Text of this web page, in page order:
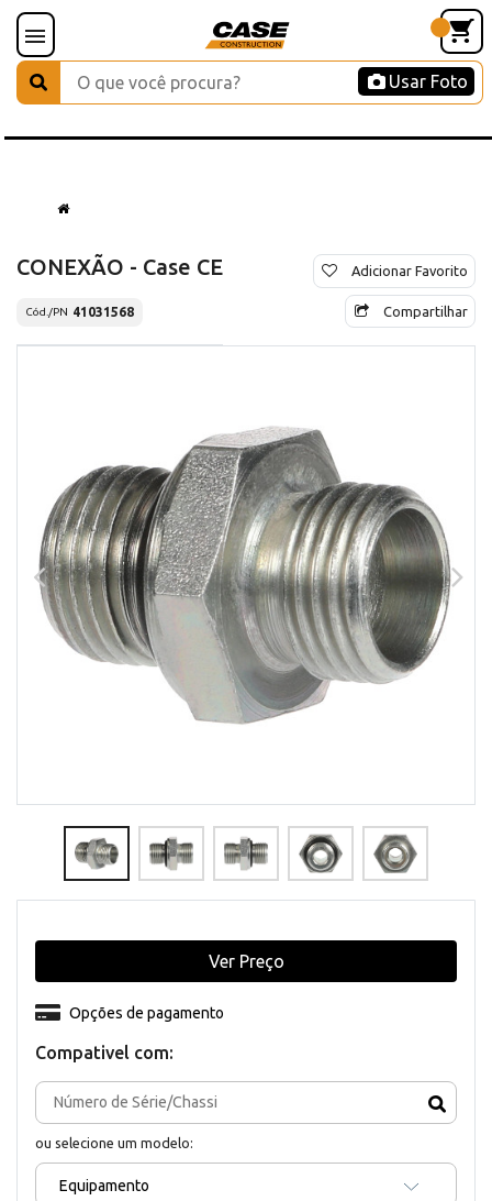
Usar Foto
CONEXÃO - Case CE
Cód./PN 41031568
Adicionar Favorito
Compartilhar
Compativel com:
ou selecione um modelo:
Equipamento
Opções de pagamento
Ver Preço